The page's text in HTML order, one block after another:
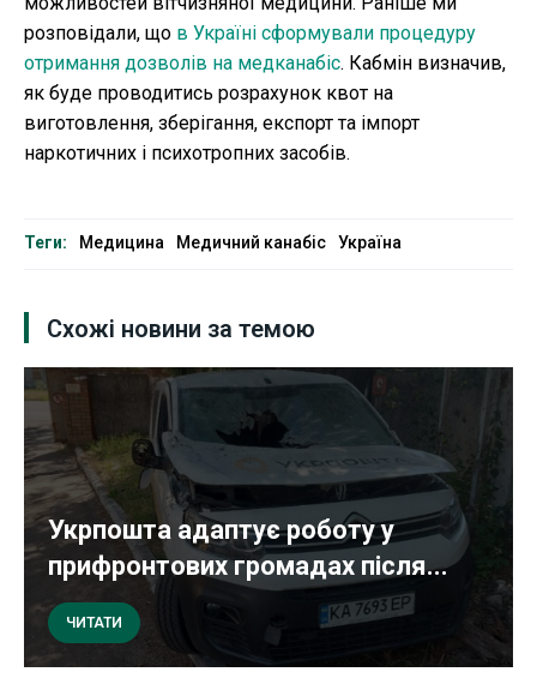
розповідали, що в Україні сформували процедуру
отримання дозволів на медканабіс. Кабмін визначив,
як буде проводитись розрахунок квот на
виготовлення, зберігання, експорт та імпорт
наркотичних і психотропних засобів.
Теги: Медицина Медичний канабіс Україна
Схожі новини за темою
Укрпошта адаптує роботу у
прифронтових громадах після...
ЧИТАТИ